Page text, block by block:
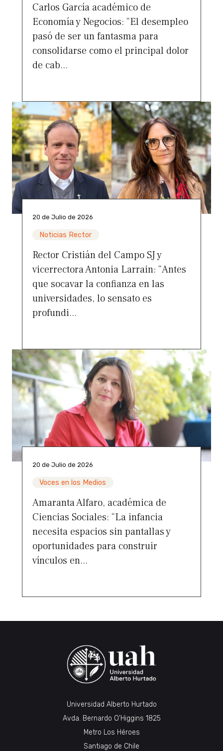
Carlos García académico de
Economía y Negocios: “El desempleo
pasó de ser un fantasma para
consolidarse como el principal dolor
de cab...
20 de Julio de 2026
Noticias Rector
Rector Cristián del Campo SJ y
vicerrectora Antonia Larrain: “Antes
que socavar la confianza en las
universidades, lo sensato es
profundi...
20 de Julio de 2026
Voces en los Medios
Amaranta Alfaro, académica de
Ciencias Sociales: “La infancia
necesita espacios sin pantallas y
oportunidades para construir
vínculos en...
Universidad Alberto Hurtado
Avda. Bernardo O’Higgins 1825
Metro Los Héroes
Santiago de Chile